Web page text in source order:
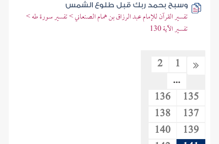
وسبح بحمد ربك قبل طلوع الشمس
تفسير القرآن للإمام عبد الرزاق بن همام الصنعاني > تفسير سورة طه >
تفسير الآية 130
1
2
...
135
136
137
138
139
140